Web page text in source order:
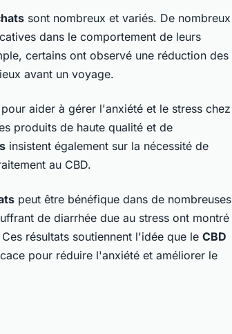
sont nombreux et variés. De nombreux
dans le comportement de leurs
certains ont observé une réduction des
avant un voyage.
aider à gérer l'anxiété et le stress chez
produits de haute qualité et de
insistent également sur la nécessité de
au CBD.
peut être bénéfique dans de nombreuses
de diarrhée due au stress ont montré
résultats soutiennent l'idée que le CBD
pour réduire l'anxiété et améliorer le